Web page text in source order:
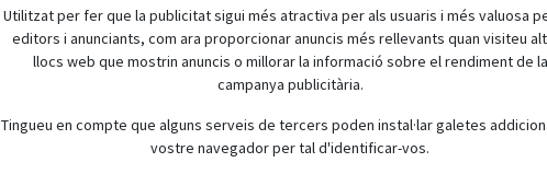
Utilitzat per fer que la publicitat sigui més atractiva per als usuaris i més valuosa
editors i anunciants, com ara proporcionar anuncis més rellevants quan visiteu
llocs web que mostrin anuncis o millorar la informació sobre el rendiment de la
campanya publicitària.
Tingueu en compte que alguns serveis de tercers poden instal·lar galetes
vostre navegador per tal d'identificar-vos.